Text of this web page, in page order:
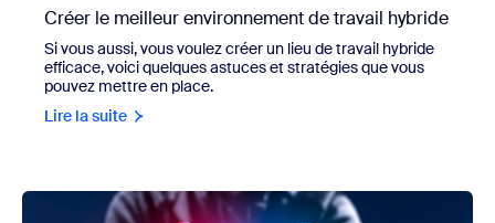
Créer le meilleur environnement de travail hybride
Si vous aussi, vous voulez créer un lieu de travail hybride
efficace, voici quelques astuces et stratégies que vous
pouvez mettre en place.
Lire la suite